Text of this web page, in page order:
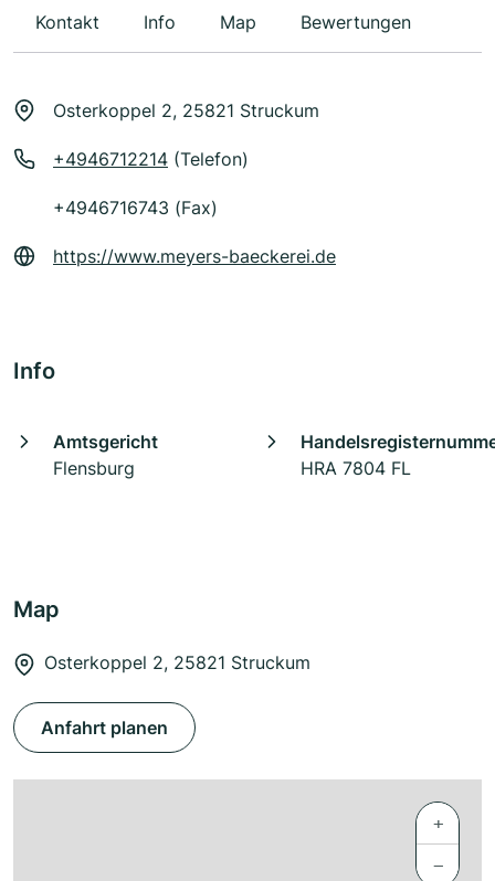
Kontakt Info Map Bewertungen
Osterkoppel 2, 25821 Struckum
+4946712214 (Telefon)
+4946716743 (Fax)
https://www.meyers-baeckerei.de
Info
Amtsgericht
Flensburg
HRA 7804 FL
Map
Osterkoppel 2, 25821 Struckum
Anfahrt planen
+
−